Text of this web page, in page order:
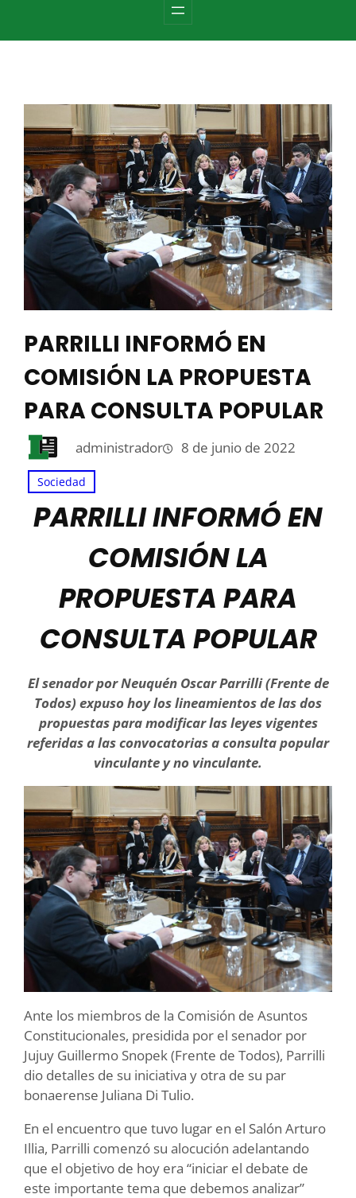
PARRILLI INFORMÓ EN
COMISIÓN LA PROPUESTA
PARA CONSULTA POPULAR
administrador 8 de junio de 2022
Sociedad
PARRILLI INFORMÓ EN
COMISIÓN LA
PROPUESTA PARA
CONSULTA POPULAR
El senador por Neuquén Oscar Parrilli (Frente de
Todos) expuso hoy los lineamientos de las dos
propuestas para modificar las leyes vigentes
referidas a las convocatorias a consulta popular
vinculante y no vinculante.
Ante los miembros de la Comisión de Asuntos
Constitucionales, presidida por el senador por
Jujuy Guillermo Snopek (Frente de Todos), Parrilli
dio detalles de su iniciativa y otra de su par
bonaerense Juliana Di Tulio.
En el encuentro que tuvo lugar en el Salón Arturo
Illia, Parrilli comenzó su alocución adelantando
que el objetivo de hoy era “iniciar el debate de
este importante tema que debemos analizar”